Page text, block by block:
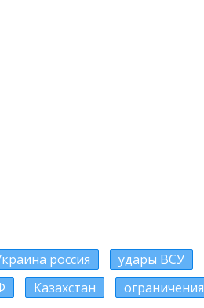
россия удары ВСУ
Казахстан ограничения